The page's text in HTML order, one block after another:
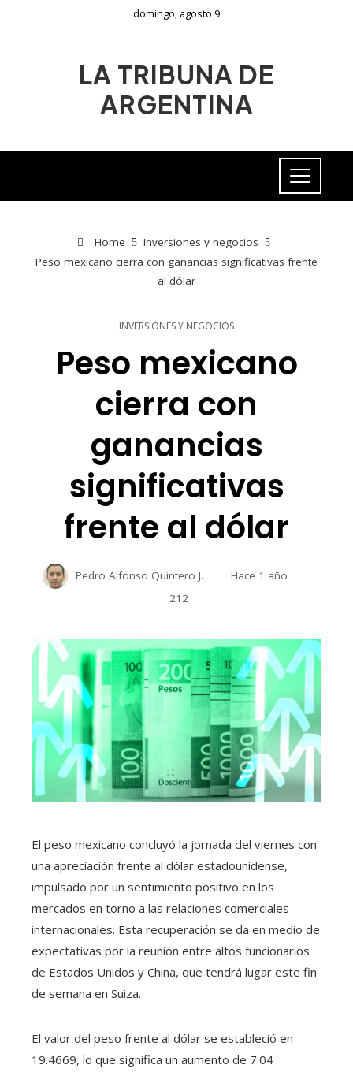
domingo, agosto 9
LA TRIBUNA DE
ARGENTINA
Home
Inversiones y negocios
Peso mexicano cierra con ganancias significativas frente
al dólar
INVERSIONES Y NEGOCIOS
Peso mexicano
cierra con
ganancias
significativas
frente al dólar
Pedro Alfonso Quintero J.
Hace 1 año
212
El peso mexicano concluyó la jornada del viernes con
una apreciación frente al dólar estadounidense,
impulsado por un sentimiento positivo en los
mercados en torno a las relaciones comerciales
internacionales. Esta recuperación se da en medio de
expectativas por la reunión entre altos funcionarios
de Estados Unidos y China, que tendrá lugar este fin
de semana en Suiza.
El valor del peso frente al dólar se estableció en
19.4669, lo que significa un aumento de 7.04